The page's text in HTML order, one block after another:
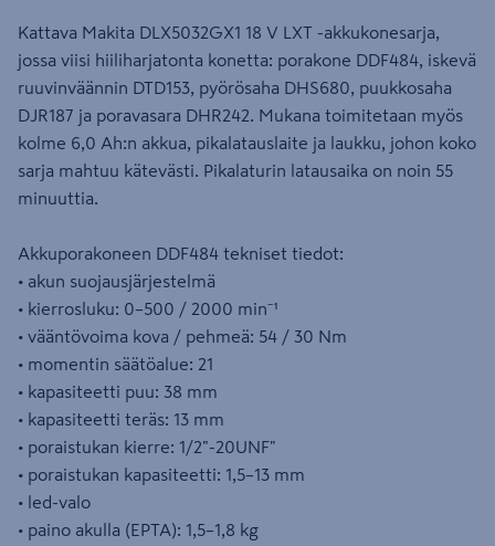
Kattava Makita DLX5032GX1 18 V LXT -akkukonesarja,
jossa viisi hiiliharjatonta konetta: porakone DDF484, iskevä
ruuvinväännin DTD153, pyörösaha DHS680, puukkosaha
DJR187 ja poravasara DHR242. Mukana toimitetaan myös
kolme 6,0 Ah:n akkua, pikalatauslaite ja laukku, johon koko
sarja mahtuu kätevästi. Pikalaturin latausaika on noin 55
minuuttia.
Akkuporakoneen DDF484 tekniset tiedot:
• akun suojausjärjestelmä
• kierrosluku: 0–500 / 2000 min⁻¹
• vääntövoima kova / pehmeä: 54 / 30 Nm
• momentin säätöalue: 21
• kapasiteetti puu: 38 mm
• kapasiteetti teräs: 13 mm
• poraistukan kierre: 1/2"-20UNF"
• poraistukan kapasiteetti: 1,5–13 mm
• led-valo
• paino akulla (EPTA): 1,5–1,8 kg